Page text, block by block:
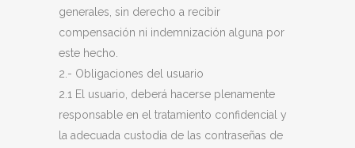
generales, sin derecho a recibir
compensación ni indemnización alguna por
este hecho.
2.- Obligaciones del usuario
2.1 El usuario, deberá hacerse plenamente
responsable en el tratamiento confidencial y
la adecuada custodia de las contraseñas de